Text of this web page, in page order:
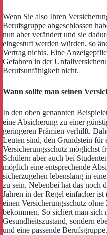
Wenn Sie also Ihren
Berufsgruppe abgeschlossen
nun aber verändert und sie
eingestuft werden würden, so
Vertrag nichts. Eine
Gefahren in der
Berufsunfähigkeit nicht.
Wann sollte man seinen
In den oben genannten
eine Absicherung zu einer
geringeren Prämien verhilft.
Leuten sind, den Grundstein für
Versicherungsschutz möglichst
Schülern aber auch bei
möglich eine entsprechende
sicherzugehen lebenslang in
zu sein. Nebenbei hat das noch
Jahren in der Regel einfacher
einen Versicherungsschutz
bekommen. So sichert man sich
Gesundheitszustand, sondern
und eine passende Berufsgruppe.